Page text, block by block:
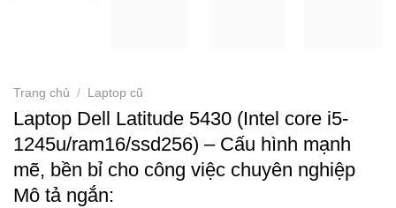
Trang chủ / Laptop cũ
Laptop Dell Latitude 5430 (Intel core i5-
1245u/ram16/ssd256) – Cấu hình mạnh
mẽ, bền bỉ cho công việc chuyên nghiệp
Mô tả ngắn: